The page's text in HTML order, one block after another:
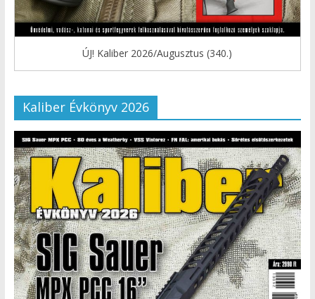
ÚJ! Kaliber 2026/Augusztus (340.)
Kaliber Évkönyv 2026